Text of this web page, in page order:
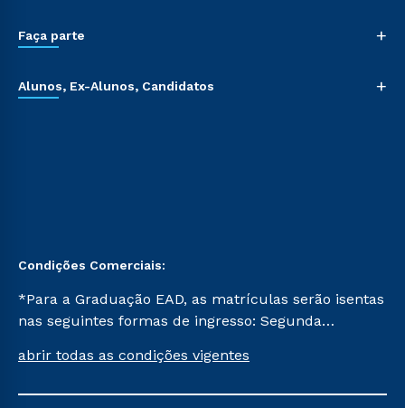
Faça parte +
Alunos, Ex-Alunos, Candidatos +
Condições Comerciais:
*Para a Graduação EAD, as matrículas serão isentas
nas seguintes formas de ingresso: Segunda
Já para as demais, a taxa de matrícula será de R$
abrir todas as condições vigentes